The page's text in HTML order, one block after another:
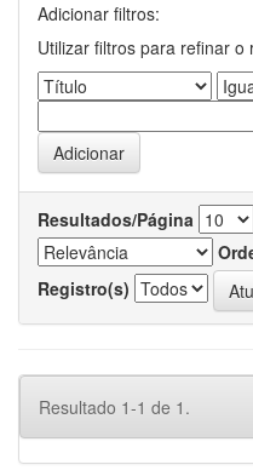
Adicionar filtros:
Utilizar filtros para refinar o
Resultados/Página
Registro(s)
Resultado 1-1 de 1.